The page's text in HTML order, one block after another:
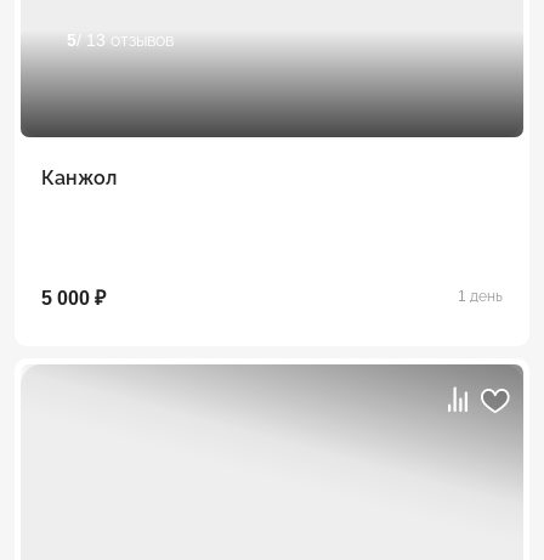
5/ 13 отзывов
Канжол
5 000 ₽ 1 день